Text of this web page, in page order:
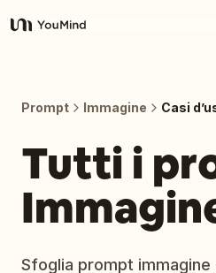
YouMind
Abilità
Prompt Immagine Casi
Tutti i
Sfoglia prompt